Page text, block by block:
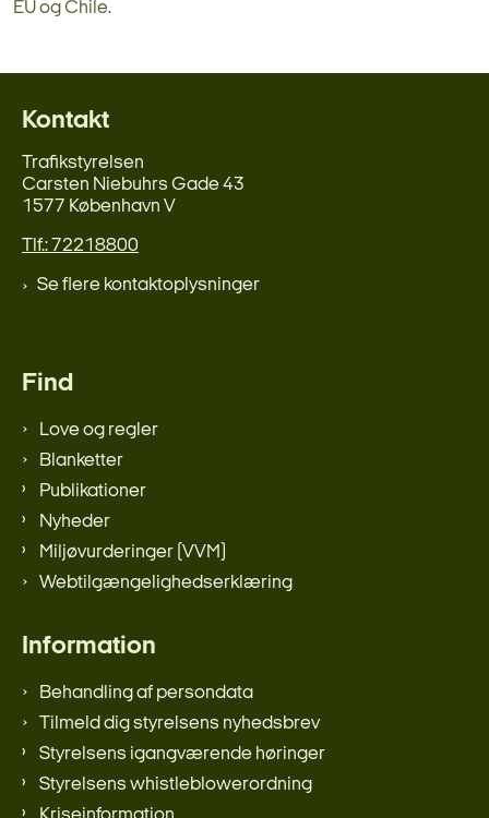
EU og Chile.
Kontakt
Trafikstyrelsen
Carsten Niebuhrs Gade 43
1577 København V
Tlf.: 72218800
Se flere kontaktoplysninger
Find
Love og regler
Blanketter
Publikationer
Nyheder
Miljøvurderinger (VVM)
Webtilgængelighedserklæring
Information
Behandling af persondata
Tilmeld dig styrelsens nyhedsbrev
Styrelsens igangværende høringer
Styrelsens whistleblowerordning